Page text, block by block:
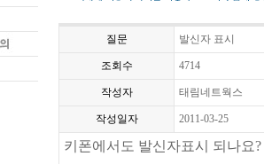
질문 발신자 표시
조회수 4714
작성자 태림네트웍스
작성일자 2011-03-25
키폰에서도 발신자표시 되나요?